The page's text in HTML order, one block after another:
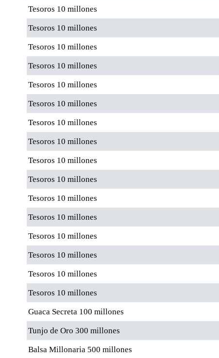
Tesoros 10 millones
Tesoros 10 millones
Tesoros 10 millones
Tesoros 10 millones
Tesoros 10 millones
Tesoros 10 millones
Tesoros 10 millones
Tesoros 10 millones
Tesoros 10 millones
Tesoros 10 millones
Tesoros 10 millones
Tesoros 10 millones
Tesoros 10 millones
Tesoros 10 millones
Tesoros 10 millones
Tesoros 10 millones
Guaca Secreta 100 millones
Tunjo de Oro 300 millones
Balsa Millonaria 500 millones